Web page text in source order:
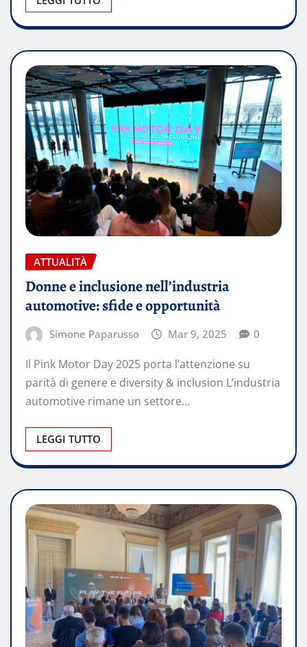
ATTUALITÀ
Donne e inclusione nell’industria
automotive: sfide e opportunità
Simone Paparusso Mar 9, 2025 0
Il Pink Motor Day 2025 porta l’attenzione su
parità di genere e diversity & inclusion L’industria
automotive rimane un settore…
LEGGI TUTTO